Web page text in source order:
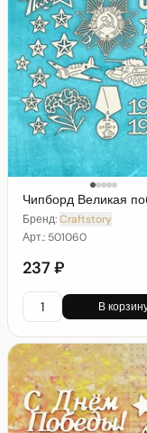
Чипборд Великая
Бренд:Craftstory
Арт.: 501060
237 ₽
В